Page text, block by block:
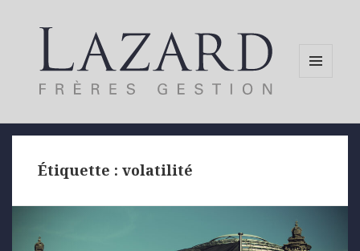
Étiquette :volatilité